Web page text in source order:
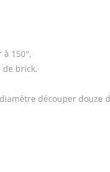
150°.
de brick.
découper douze